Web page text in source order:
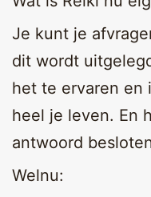
Je kunt je
dit wordt
het te ervaren en
heel je leven. En
antwoord
Welnu: